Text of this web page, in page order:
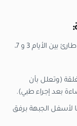
إذا كنت مضطراً لحضور التزام اجتماعي أو عائلي طارئ بين الأيام 3 و 7،
(وتعلل بأن
بعد إجراء طبي).
لأسفل الجبهة برفق